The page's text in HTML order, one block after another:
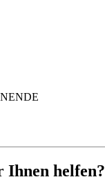
Ihnen helfen?